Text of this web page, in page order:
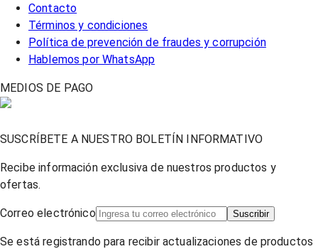
Contacto
Términos y condiciones
Política de prevención de fraudes y corrupción
Hablemos por WhatsApp
MEDIOS DE PAGO
SUSCRÍBETE A NUESTRO BOLETÍN INFORMATIVO
Recibe información exclusiva de nuestros productos y
ofertas.
Correo electrónico Suscribir
Se está registrando para recibir actualizaciones de productos